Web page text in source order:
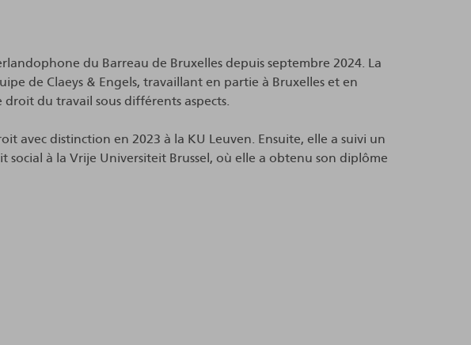
du Barreau de Bruxelles depuis septembre 2024. La
de Claeys & Engels, travaillant en partie à Bruxelles et en
du travail sous différents aspects.
avec distinction en 2023 à la KU Leuven. Ensuite, elle a suivi un
social à la Vrije Universiteit Brussel, où elle a obtenu son diplôme